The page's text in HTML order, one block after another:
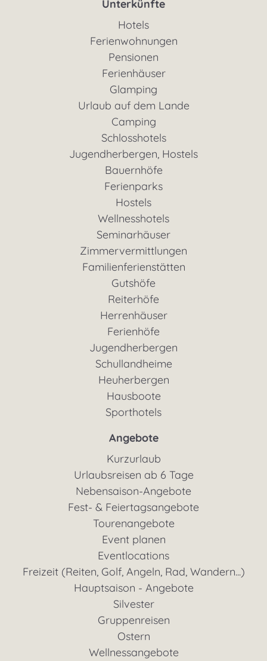
Unterkünfte
Hotels
Ferienwohnungen
Pensionen
Ferienhäuser
Glamping
Urlaub auf dem Lande
Camping
Schlosshotels
Jugendherbergen, Hostels
Bauernhöfe
Ferienparks
Hostels
Wellnesshotels
Seminarhäuser
Zimmervermittlungen
Familienferienstätten
Gutshöfe
Reiterhöfe
Herrenhäuser
Ferienhöfe
Jugendherbergen
Schullandheime
Heuherbergen
Hausboote
Sporthotels
Angebote
Kurzurlaub
Urlaubsreisen ab 6 Tage
Nebensaison-Angebote
Fest- & Feiertagsangebote
Tourenangebote
Event planen
Eventlocations
Freizeit (Reiten, Golf, Angeln, Rad, Wandern...)
Hauptsaison - Angebote
Silvester
Gruppenreisen
Ostern
Wellnessangebote